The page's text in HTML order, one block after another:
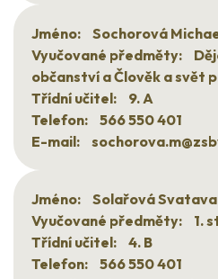
Jméno:
Sochorová
Vyučované předměty:
občanství a Člověk a svět
Třídní učitel:
9. A
Telefon:
566 550 401
E-mail:
Jméno:
Solařová Svatava
Vyučované předměty:
1.
Třídní učitel:
4. B
Telefon:
566 550 401